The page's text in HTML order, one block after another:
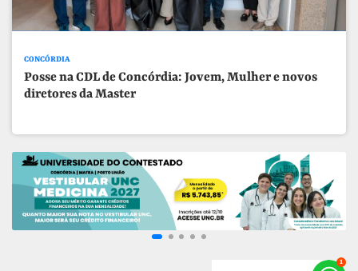
CONCÓRDIA
Posse na CDL de Concórdia: Jovem, Mulher e novos
diretores da Master